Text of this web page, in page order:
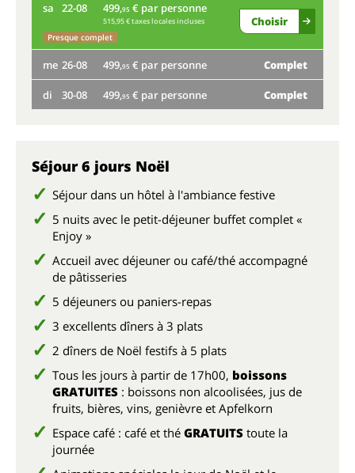
sa 22-08 499,95 € par personne
515,95 € taxes locales incluses
Presque complet
Choisir
me 26-08 499,95 € par personne Complet
di 30-08 499,95 € par personne Complet
Séjour 6 jours Noël
Séjour dans un hôtel à l'ambiance festive
5 nuits avec le petit-déjeuner buffet complet «
Enjoy »
Accueil avec déjeuner ou café/thé accompagné
de pâtisseries
5 déjeuners ou paniers-repas
3 excellents dîners à 3 plats
2 dîners de Noël festifs à 5 plats
Tous les jours à partir de 17h00, boissons
GRATUITES : boissons non alcoolisées, jus de
fruits, bières, vins, genièvre et Apfelkorn
Espace café : café et thé GRATUITS toute la
journée